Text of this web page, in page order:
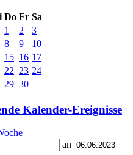
Do Fr Sa
1
2
3
8 9
10
15 16 17
22 23 24
29 30
Kalender-Ereignisse
an